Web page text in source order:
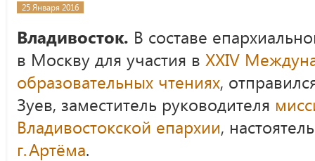
25 Января 2016
Владивосток. В составе
в Москву для участия в XXIV
образовательных чтениях,
Зуев, заместитель руководителя
Владивостокской епархии,
г. Артёма.